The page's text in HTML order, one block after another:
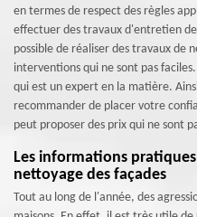
en termes de respect des règles
effectuer des travaux d'entretien
possible de réaliser des travaux de
interventions qui ne sont pas
qui est un expert en la matière.
recommander de placer votre
peut proposer des prix qui ne sont
Les informations
nettoyage des façades
Tout au long de l'année, des